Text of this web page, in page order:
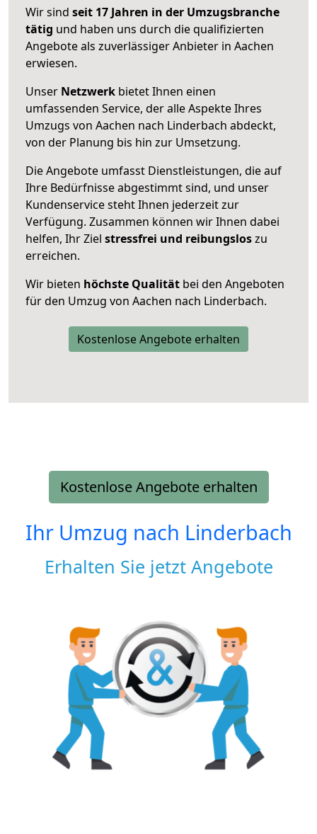
Wir sind seit 17 Jahren in der Umzugsbranche
tätig und haben uns durch die qualifizierten
Angebote als zuverlässiger Anbieter in Aachen
erwiesen.
Unser Netzwerk bietet Ihnen einen
umfassenden Service, der alle Aspekte Ihres
Umzugs von Aachen nach Linderbach abdeckt,
von der Planung bis hin zur Umsetzung.
Die Angebote umfasst Dienstleistungen, die auf
Ihre Bedürfnisse abgestimmt sind, und unser
Kundenservice steht Ihnen jederzeit zur
Verfügung. Zusammen können wir Ihnen dabei
helfen, Ihr Ziel stressfrei und reibungsloszu
erreichen.
Wir bieten höchste Qualität bei den Angeboten
für den Umzug von Aachen nach Linderbach.
Kostenlose Angebote erhalten
Kostenlose Angebote erhalten
Ihr Umzug nach Linderbach
Erhalten Sie jetzt Angebote